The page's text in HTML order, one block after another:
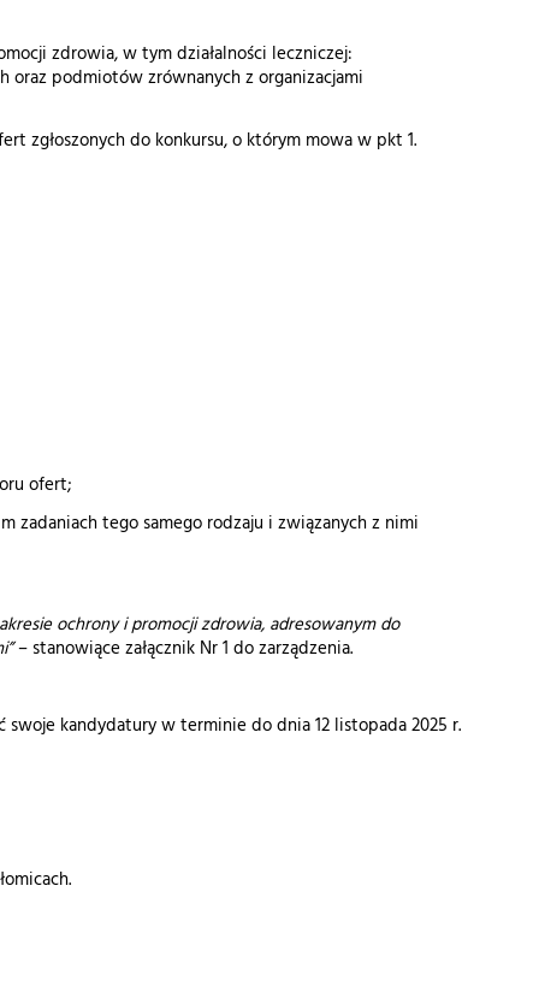
zdrowia, w tym działalności leczniczej:
oraz podmiotów zrównanych z organizacjami
do konkursu, o którym mowa w pkt 1.
ofert;
tego samego rodzaju i związanych z nimi
ochrony i promocji zdrowia, adresowanym do
– stanowiące załącznik Nr 1 do zarządzenia.
kandydatury w terminie do dnia 12 listopada 2025 r.